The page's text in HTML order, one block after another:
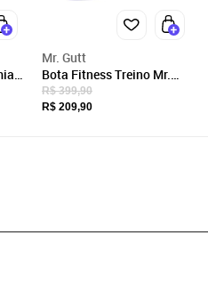
Mr. Gutt
Bota Fitness Treino Mr.
Gutt Casual Preto
R$ 399,90
R$ 209,90